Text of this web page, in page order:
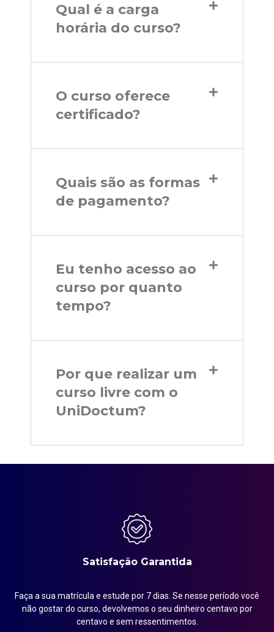
Qual é a carga
horária do curso?
O curso oferece
certificado?
Quais são as formas
de pagamento?
Eu tenho acesso ao
curso por quanto
tempo?
Por que realizar um
curso livre com o
UniDoctum?
Satisfação Garantida
Faça a sua matrícula e estude por 7 dias. Se nesse período você
não gostar do curso, devolvemos o seu dinheiro centavo por
centavo e sem ressentimentos.